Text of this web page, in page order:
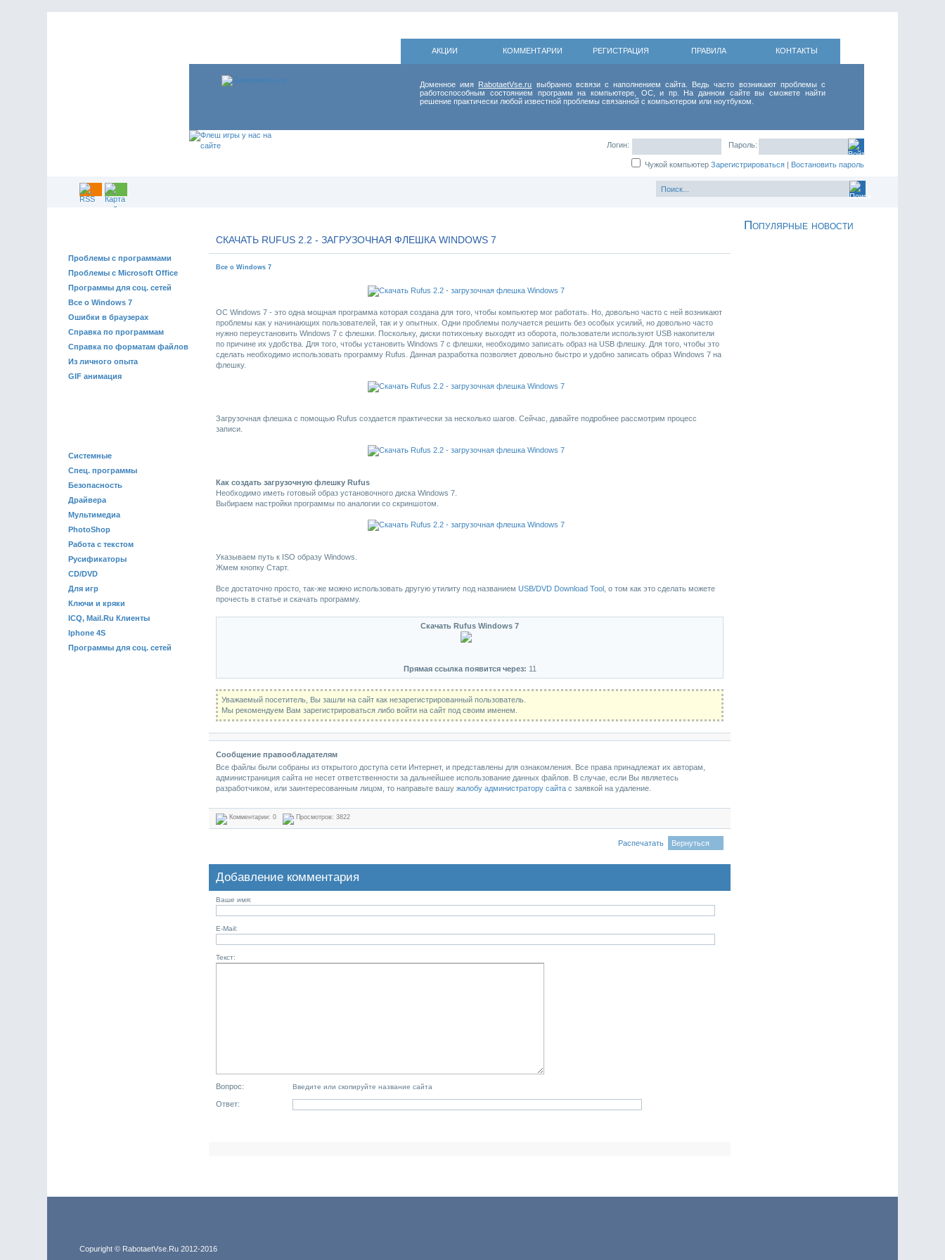
АКЦИИ КОММЕНТАРИИ РЕГИСТРАЦИЯ ПРАВИЛА КОНТАКТЫ
Доменное имя RabotaetVse.ru выбранно всвязи с наполнением сайта. Ведь часто возникают проблемы с
работоспособным состоянием программ на компьютере, ОС, и пр. На данном сайте вы сможете найти
решение практически любой известной проблемы связанной с компьютером или ноутбуком.
Логин: Пароль:
Чужой компьютер Зарегистрироваться| Востановить пароль
Проблемы с программами
Проблемы с Microsoft Office
Программы для соц. сетей
Все о Windows 7
Ошибки в браузерах
Справка по программам
Справка по форматам файлов
Из личного опыта
GIF анимация
Системные
Спец. программы
Безопасность
Драйвера
Мультимедиа
PhotoShop
Работа с текстом
Русификаторы
CD/DVD
Для игр
Ключи и кряки
ICQ, Mail.Ru Клиенты
Iphone 4S
Программы для соц. сетей
СКАЧАТЬ RUFUS 2.2 - ЗАГРУЗОЧНАЯ ФЛЕШКА WINDOWS 7
Все о Windows 7
ОС Windows 7 - это одна мощная программа которая создана для того, чтобы компьютер мог работать. Но, довольно часто с ней возникают
проблемы как у начинающих пользователей, так и у опытных. Одни проблемы получается решить без особых усилий, но довольно часто
нужно переустановить Windows 7 с флешки. Поскольку, диски потихоньку выходят из оборота, пользователи используют USB накопители
по причине их удобства. Для того, чтобы установить Windows 7 с флешки, необходимо записать образ на USB флешку. Для того, чтобы это
сделать необходимо использовать программу Rufus. Данная разработка позволяет довольно быстро и удобно записать образ Windows 7 на
флешку.
Загрузочная флешка с помощью Rufus создается практически за несколько шагов. Сейчас, давайте подробнее рассмотрим процесс
записи.
Как создать загрузочную флешку Rufus
Необходимо иметь готовый образ установочного диска Windows 7.
Выбираем настройки программы по аналогии со скриншотом.
Указываем путь к ISO образу Windows.
Жмем кнопку Старт.
Все достаточно просто, так-же можно использовать другую утилиту под названиемUSB/DVD Download Tool , о том как это сделать можете
прочесть в статье и скачать программу.
Скачать Rufus Windows 7
Прямая ссылка появится через: 11
Уважаемый посетитель, Вы зашли на сайт как незарегистрированный пользователь.
Мы рекомендуем Вам зарегистрироваться либо войти на сайт под своим именем.
Сообщение правообладателям
Все файлы были собраны из открытого доступа сети Интернет, и представлены для ознакомления. Все права принадлежат их авторам,
администраниция сайта не несет ответственности за дальнейшее использование данных файлов. В случае, если Вы являетесь
разработчиком, или заинтересованным лицом, то направьте вашужалобу администратору сайта с заявкой на удаление.
Комментарии: 0 Просмотров: 3822
Вернуться
Распечатать
Добавление комментария
Ваше имя:
E-Mail:
Текст:
Вопрос: Введите или скопируйте название сайта
Ответ:
Популярные новости
Copuright © RabotaetVse.Ru 2012-2016